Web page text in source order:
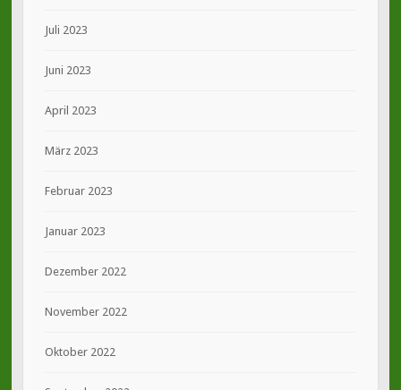
Juli 2023
Juni 2023
April 2023
März 2023
Februar 2023
Januar 2023
Dezember 2022
November 2022
Oktober 2022